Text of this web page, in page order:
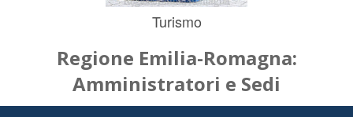
Turismo
Regione Emilia-Romagna:
Amministratori e Sedi